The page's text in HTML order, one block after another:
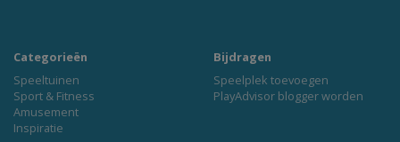
Categorieën
Speeltuinen
Sport & Fitness
Amusement
Inspiratie
Bijdragen
Speelplek toevoegen
PlayAdvisor blogger worden